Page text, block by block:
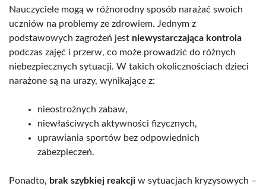
Nauczyciele mogą w różnorodny sposób narażać swoich
uczniów na problemy ze zdrowiem. Jednym z
podstawowych zagrożeń jest niewystarczająca kontrola
podczas zajęć i przerw, co może prowadzić do różnych
niebezpiecznych sytuacji. W takich okolicznościach dzieci
narażone są na urazy, wynikające z:
nieostrożnych zabaw,
niewłaściwych aktywności fizycznych,
uprawiania sportów bez odpowiednich
zabezpieczeń.
Ponadto, brak szybkiej reakcji w sytuacjach kryzysowych –